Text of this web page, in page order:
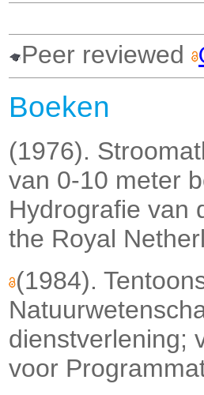
Peer reviewed
Boeken
(1976).
van 0-10 meter
Hydrografie van
the Royal
(1984).
dienstverlening;
voor